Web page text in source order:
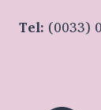
Tel: (0033)